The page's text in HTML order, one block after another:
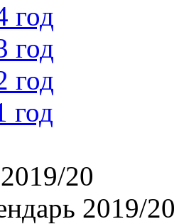
год
год
год
год
20
2019/20